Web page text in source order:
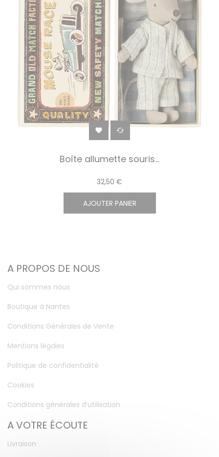
 
Boîte allumette souris...
32,50 €
AJOUTER PANIER
A PROPOS DE NOUS
Qui sommes nous
Boutique à Nantes
Conditions Générales de Vente
Mentions légales
Politique de confidentialité
Cookies
Conditions générales d’utilisation
A VOTRE ÉCOUTE
Livraison